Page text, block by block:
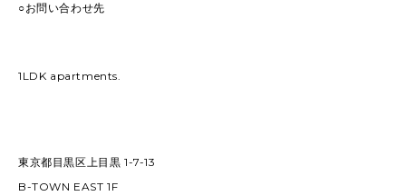
○お問い合わせ先
1LDK apartments.
東京都目黒区上目黒 1-7-13
B-TOWN EAST 1F